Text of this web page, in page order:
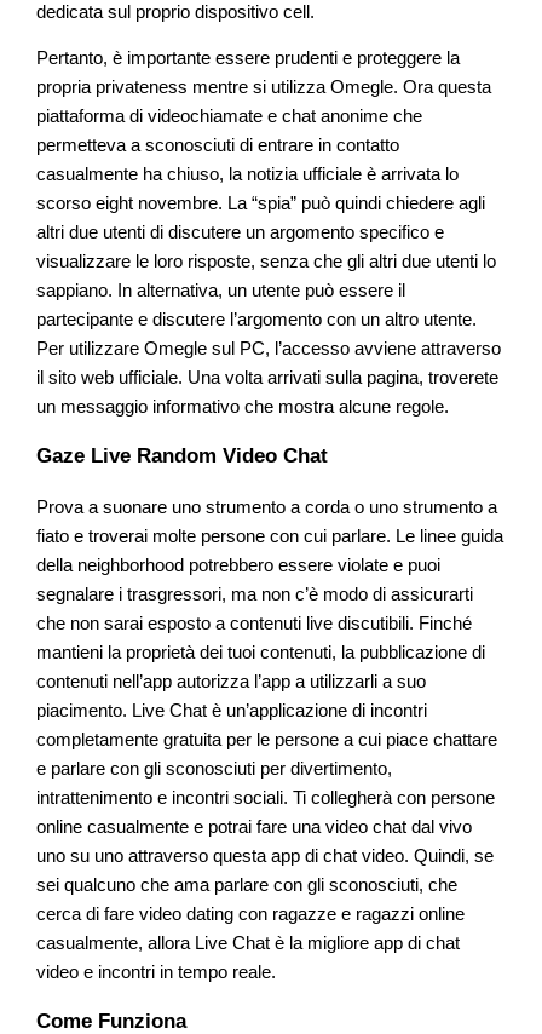
dedicata sul proprio dispositivo cell.
Pertanto, è importante essere prudenti e proteggere la
propria privateness mentre si utilizza Omegle. Ora questa
piattaforma di videochiamate e chat anonime che
permetteva a sconosciuti di entrare in contatto
casualmente ha chiuso, la notizia ufficiale è arrivata lo
scorso eight novembre. La “spia” può quindi chiedere agli
altri due utenti di discutere un argomento specifico e
visualizzare le loro risposte, senza che gli altri due utenti lo
sappiano. In alternativa, un utente può essere il
partecipante e discutere l’argomento con un altro utente.
Per utilizzare Omegle sul PC, l’accesso avviene attraverso
il sito web ufficiale. Una volta arrivati sulla pagina, troverete
un messaggio informativo che mostra alcune regole.
Gaze Live Random Video Chat
Prova a suonare uno strumento a corda o uno strumento a
fiato e troverai molte persone con cui parlare. Le linee guida
della neighborhood potrebbero essere violate e puoi
segnalare i trasgressori, ma non c’è modo di assicurarti
che non sarai esposto a contenuti live discutibili. Finché
mantieni la proprietà dei tuoi contenuti, la pubblicazione di
contenuti nell’app autorizza l’app a utilizzarli a suo
piacimento. Live Chat è un’applicazione di incontri
completamente gratuita per le persone a cui piace chattare
e parlare con gli sconosciuti per divertimento,
intrattenimento e incontri sociali. Ti collegherà con persone
online casualmente e potrai fare una video chat dal vivo
uno su uno attraverso questa app di chat video. Quindi, se
sei qualcuno che ama parlare con gli sconosciuti, che
cerca di fare video dating con ragazze e ragazzi online
casualmente, allora Live Chat è la migliore app di chat
video e incontri in tempo reale.
Come Funziona